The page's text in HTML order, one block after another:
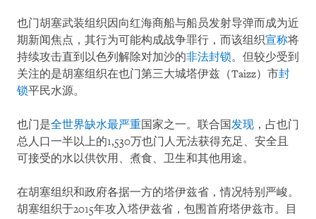
也门胡塞武装组织因向红海商船与船员发射导弹而成为近
期新闻焦点，其行为可能构成战争罪行，而该组织宣称将
持续攻击直到以色列解除对加沙的非法封锁。但较少受到
关注的是胡塞组织在也门第三大城塔伊兹（Taizz）市封
锁平民水源。
也门是全世界缺水最严重国家之一。联合国发现 ，占也门
总人口一半以上的1,530万也门人无法获得充足、安全且
可接受的水以供饮用、煮食、卫生和其他用途。
在胡塞组织和政府各据一方的塔伊兹省，情况特别严峻。
胡塞组织于2015年攻入塔伊兹省，包围首府塔伊兹市。目